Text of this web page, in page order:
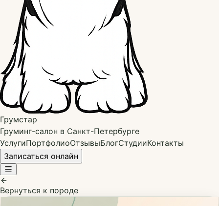
Грумстар
Груминг-салон в Санкт-Петербурге
УслугиПортфолиоОтзывыБлогСтудииКонтакты
Записаться онлайн
Вернуться к породе